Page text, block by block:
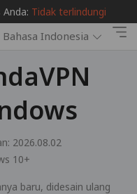
Anda: Tidak terlindungi
Bahasa Indonesia
2026.08.02
10+
baru, didesain ulang